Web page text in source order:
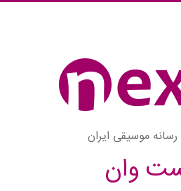
موسیقی ایران
وان